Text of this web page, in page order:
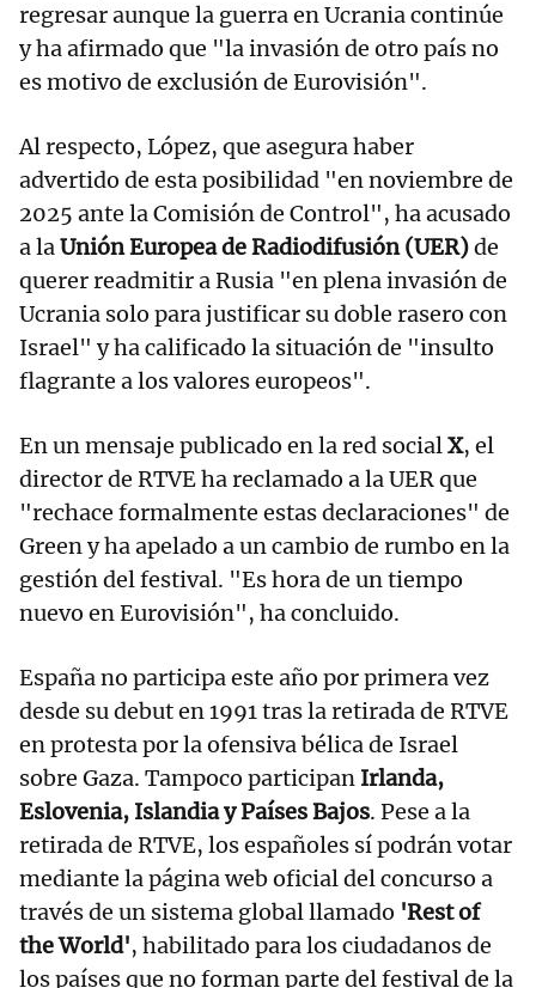
regresar aunque la guerra en Ucrania continúe
y ha afirmado que "la invasión de otro país no
es motivo de exclusión de Eurovisión".
Al respecto, López, que asegura haber
advertido de esta posibilidad "en noviembre de
2025 ante la Comisión de Control", ha acusado
a laUnión Europea de Radiodifusión (UER)de
querer readmitir a Rusia "en plena invasión de
Ucrania solo para justificar su doble rasero con
Israel" y ha calificado la situación de "insulto
flagrante a los valores europeos".
En un mensaje publicado en la red socialX, el
director de RTVE ha reclamado a la UER que
"rechace formalmente estas declaraciones" de
Green y ha apelado a un cambio de rumbo en la
gestión del festival. "Es hora de un tiempo
nuevo en Eurovisión", ha concluido.
España no participa este año por primera vez
desde su debut en 1991 tras la retirada de RTVE
en protesta por la ofensiva bélica de Israel
sobre Gaza. Tampoco participan Irlanda,
Eslovenia, Islandia y Países Bajos. Pese a la
retirada de RTVE, los españoles sí podrán votar
mediante la página web oficial del concurso a
través de un sistema global llamado 'Rest of
the World', habilitado para los ciudadanos de
los países que no forman parte del festival de la